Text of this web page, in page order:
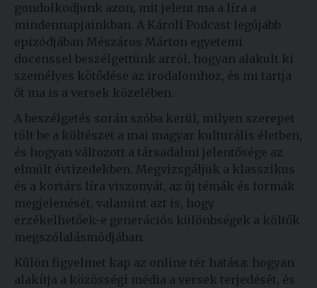
gondolkodjunk azon, mit jelent ma a líra a
mindennapjainkban. A Károli Podcast legújabb
epizódjában Mészáros Márton egyetemi
docenssel beszélgettünk arról, hogyan alakult ki
személyes kötődése az irodalomhoz, és mi tartja
őt ma is a versek közelében.
A beszélgetés során szóba kerül, milyen szerepet
tölt be a költészet a mai magyar kulturális életben,
és hogyan változott a társadalmi jelentősége az
elmúlt évtizedekben. Megvizsgáljuk a klasszikus
és a kortárs líra viszonyát, az új témák és formák
megjelenését, valamint azt is, hogy
érzékelhetőek-e generációs különbségek a költők
megszólalásmódjában.
Külön figyelmet kap az online tér hatása: hogyan
alakítja a közösségi média a versek terjedését, és